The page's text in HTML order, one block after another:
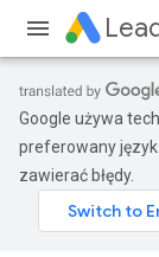
Google używa
preferowany
zawierać błędy.